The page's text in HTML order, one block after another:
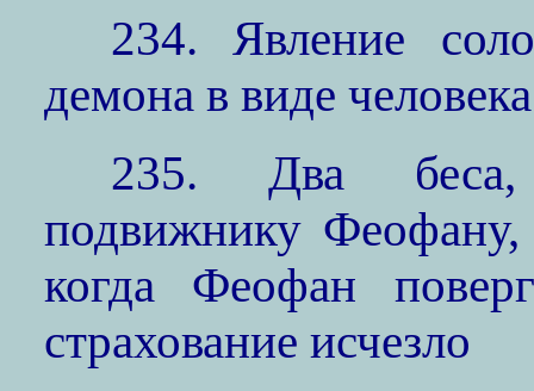
234. Явление
демона в виде
235. Два беса,
подвижнику Феофану,
когда Феофан
страхование исчезло